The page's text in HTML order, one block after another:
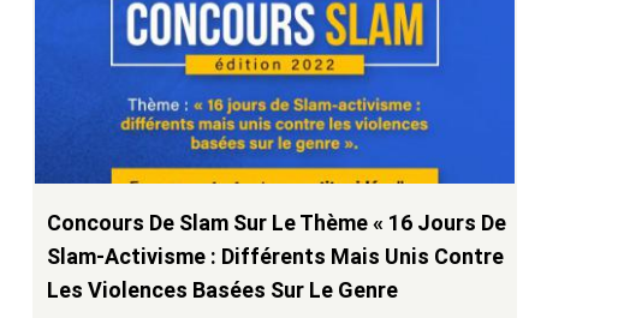
Concours De Slam Sur Le Thème « 16 Jours De
Slam-Activisme : Différents Mais Unis Contre
Les Violences Basées Sur Le Genre